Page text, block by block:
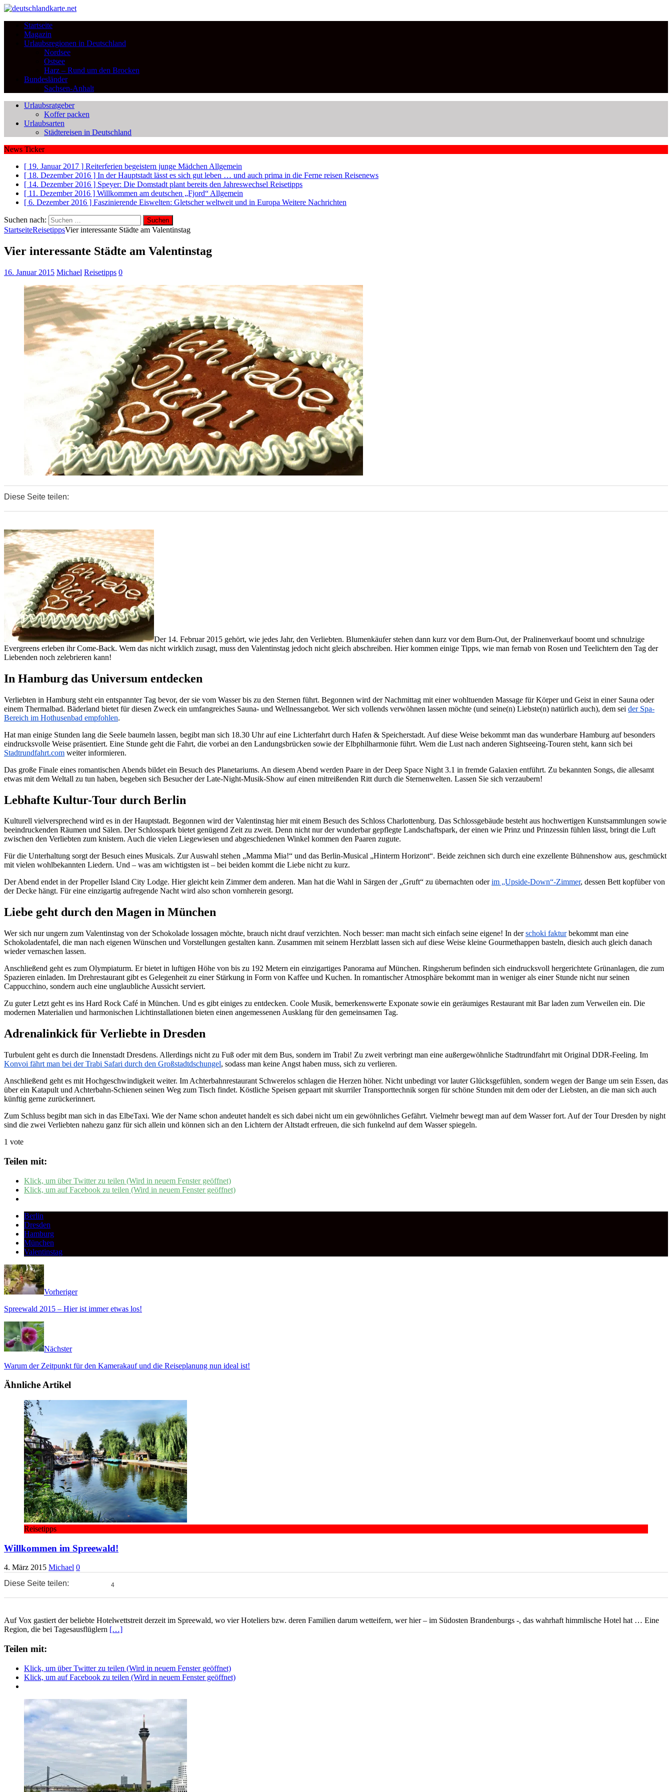
Startseite
Magazin
Urlaubsregionen in Deutschland
Nordsee
Ostsee
Harz – Rund um den Brocken
Bundesländer
Sachsen-Anhalt
Urlaubsratgeber
Koffer packen
Urlaubsarten
Städtereisen in Deutschland
News Ticker
[ 19. Januar 2017 ] Reiterferien begeistern junge Mädchen Allgemein
[ 18. Dezember 2016 ] In der Hauptstadt lässt es sich gut leben … und auch prima in die Ferne reisen Reisenews
[ 14. Dezember 2016 ] Speyer: Die Domstadt plant bereits den Jahreswechsel Reisetipps
[ 11. Dezember 2016 ] Willkommen am deutschen „Fjord“ Allgemein
[ 6. Dezember 2016 ] Faszinierende Eiswelten: Gletscher weltweit und in Europa Weitere Nachrichten
Suchen nach:
StartseiteReisetippsVier interessante Städte am Valentinstag
Vier interessante Städte am Valentinstag
16. Januar 2015 Michael Reisetipps 0
Diese Seite teilen:
Der 14. Februar 2015 gehört, wie jedes Jahr, den Verliebten. Blumenkäufer stehen dann kurz vor dem Burn-Out, der Pralinenverkauf boomt und schnulzige
Evergreens erleben ihr Come-Back. Wem das nicht wirklich zusagt, muss den Valentinstag jedoch nicht gleich abschreiben. Hier kommen einige Tipps, wie man fernab von Rosen und Teelichtern den Tag der
Liebenden noch zelebrieren kann!
In Hamburg das Universum entdecken
Verliebten in Hamburg steht ein entspannter Tag bevor, der sie vom Wasser bis zu den Sternen führt. Begonnen wird der Nachmittag mit einer wohltuenden Massage für Körper und Geist in einer Sauna oder
einem Thermalbad. Bäderland bietet für diesen Zweck ein umfangreiches Sauna- und Wellnessangebot. Wer sich vollends verwöhnen lassen möchte (und seine(n) Liebste(n) natürlich auch), dem sei der Spa-
Bereich im Hothusenbad empfohlen.
Hat man einige Stunden lang die Seele baumeln lassen, begibt man sich 18.30 Uhr auf eine Lichterfahrt durch Hafen & Speicherstadt. Auf diese Weise bekommt man das wunderbare Hamburg auf besonders
eindrucksvolle Weise präsentiert. Eine Stunde geht die Fahrt, die vorbei an den Landungsbrücken sowie der Elbphilharmonie führt. Wem die Lust nach anderen Sightseeing-Touren steht, kann sich bei
Stadtrundfahrt.com weiter informieren.
Das große Finale eines romantischen Abends bildet ein Besuch des Planetariums. An diesem Abend werden Paare in der Deep Space Night 3.1 in fremde Galaxien entführt. Zu bekannten Songs, die allesamt
etwas mit dem Weltall zu tun haben, begeben sich Besucher der Late-Night-Musik-Show auf einen mitreißenden Ritt durch die Sternenwelten. Lassen Sie sich verzaubern!
Lebhafte Kultur-Tour durch Berlin
Kulturell vielversprechend wird es in der Hauptstadt. Begonnen wird der Valentinstag hier mit einem Besuch des Schloss Charlottenburg. Das Schlossgebäude besteht aus hochwertigen Kunstsammlungen sowie
beeindruckenden Räumen und Sälen. Der Schlosspark bietet genügend Zeit zu zweit. Denn nicht nur der wunderbar gepflegte Landschaftspark, der einen wie Prinz und Prinzessin fühlen lässt, bringt die Luft
zwischen den Verliebten zum knistern. Auch die vielen Liegewiesen und abgeschiedenen Winkel kommen den Paaren zugute.
Für die Unterhaltung sorgt der Besuch eines Musicals. Zur Auswahl stehen „Mamma Mia!“ und das Berlin-Musical „Hinterm Horizont“. Beide zeichnen sich durch eine exzellente Bühnenshow aus, geschmückt
mit vielen wohlbekannten Liedern. Und – was am wichtigsten ist – bei beiden kommt die Liebe nicht zu kurz.
Der Abend endet in der Propeller Island City Lodge. Hier gleicht kein Zimmer dem anderen. Man hat die Wahl in Särgen der „Gruft“ zu übernachten oderim „Upside-Down“-Zimmer, dessen Bett kopfüber von
der Decke hängt. Für eine einzigartig aufregende Nacht wird also schon vornherein gesorgt.
Liebe geht durch den Magen in München
Wer sich nur ungern zum Valentinstag von der Schokolade lossagen möchte, brauch nicht drauf verzichten. Noch besser: man macht sich einfach seine eigene! In derschoki fakturbekommt man eine
Schokoladentafel, die man nach eigenen Wünschen und Vorstellungen gestalten kann. Zusammen mit seinem Herzblatt lassen sich auf diese Weise kleine Gourmethappen basteln, diesich auch gleich danach
wieder vernaschen lassen.
Anschließend geht es zum Olympiaturm. Er bietet in luftigen Höhe von bis zu 192 Metern ein einzigartiges Panorama auf München. Ringsherum befinden sich eindrucksvoll hergerichtete Grünanlagen, die zum
Spazieren einladen. Im Drehrestaurant gibt es Gelegenheit zu einer Stärkung in Form von Kaffee und Kuchen. In romantischer Atmosphäre bekommt man in weniger als einer Stunde nicht nur seinen
Cappucchino, sondern auch eine unglaubliche Aussicht serviert.
Zu guter Letzt geht es ins Hard Rock Café in München. Und es gibt einiges zu entdecken. Coole Musik, bemerkenswerte Exponate sowie ein geräumiges Restaurant mit Bar laden zum Verweilen ein. Die
modernen Materialien und harmonischen Lichtinstallationen bieten einen angemessenen Ausklang für den gemeinsamen Tag.
Adrenalinkick für Verliebte in Dresden
Turbulent geht es durch die Innenstadt Dresdens. Allerdings nicht zu Fuß oder mit dem Bus, sondern im Trabi! Zu zweit verbringt man eine außergewöhnliche Stadtrundfahrt mit Original DDR-Feeling. Im
Konvoi fährt man bei der Trabi Safari durch den Großstadtdschungel, sodass man keine Angst haben muss, sich zu verlieren.
Anschließend geht es mit Hochgeschwindigkeit weiter. Im Achterbahnrestaurant Schwerelos schlagen die Herzen höher. Nicht unbedingt vor lauter Glücksgefühlen, sondern wegen der Bange um sein Essen, das
über ein Katapult und Achterbahn-Schienen seinen Weg zum Tisch findet. Köstliche Speisen gepaart mit skurriler Transporttechnik sorgen für schöne Stunden mit dem oder der Liebsten, an die man sich auch
künftig gerne zurückerinnert.
Zum Schluss begibt man sich in das ElbeTaxi. Wie der Name schon andeutet handelt es sich dabei nicht um ein gewöhnliches Gefährt. Vielmehr bewegt man auf dem Wasser fort. Auf der Tour Dresden by night
sind die zwei Verliebten nahezu ganz für sich allein und können sich an den Lichtern der Altstadt erfreuen, die sich funkelnd auf dem Wasser spiegeln.
1 vote
Teilen mit:
Klick, um über Twitter zu teilen (Wird in neuem Fenster geöffnet)
Klick, um auf Facebook zu teilen (Wird in neuem Fenster geöffnet)
Berlin
Dresden
Hamburg
München
Valentinstag
Vorheriger
Spreewald 2015 – Hier ist immer etwas los!
Nächster
Warum der Zeitpunkt für den Kamerakauf und die Reiseplanung nun ideal ist!
Ähnliche Artikel
Reisetipps
Willkommen im Spreewald!
4. März 2015 Michael 0
Diese Seite teilen:
4
Auf Vox gastiert der beliebte Hotelwettstreit derzeit im Spreewald, wo vier Hoteliers bzw. deren Familien darum wetteifern, wer hier – im Südosten Brandenburgs -, das wahrhaft himmlische Hotel hat … Eine
Region, die bei Tagesausflüglern […]
Teilen mit:
Klick, um über Twitter zu teilen (Wird in neuem Fenster geöffnet)
Klick, um auf Facebook zu teilen (Wird in neuem Fenster geöffnet)